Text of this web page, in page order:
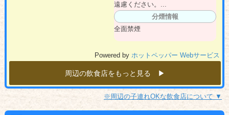
遠慮ください。...
分煙情報
全面禁煙
Powered byホットペッパー Webサービス
周辺の飲食店をもっと見る ▶︎
※周辺の子連れOKな飲食店について ▼